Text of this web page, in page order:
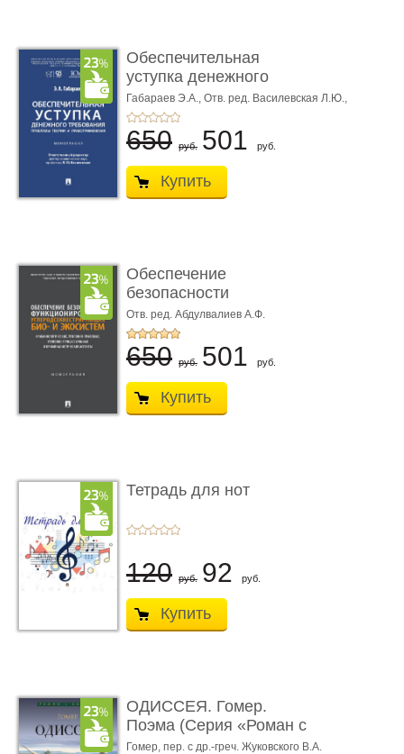
Обеспечительная
уступка денежного
требования ...
Габараев Э.А., Отв. ред. Василевская Л.Ю.,
вступ. сл. Каретина М.Г.
650 руб. 501 руб.
Купить
Обеспечение
безопасности
функционирования уг
...
Отв. ред. Абдулвалиев А.Ф.
650 руб. 501 руб.
Купить
Тетрадь для нот
120 руб. 92 руб.
Купить
ОДИССЕЯ. Гомер.
Поэма (Серия «Роман с
книгой»)
Гомер, пер. с др.-греч. Жуковского В.А.